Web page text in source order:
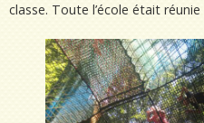
classe. Toute l’école était